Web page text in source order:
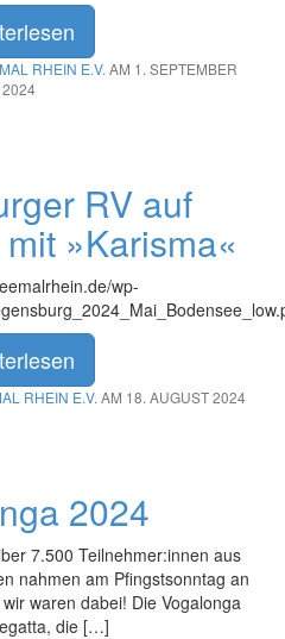
RHEIN E.V. AM 1. SEPTEMBER
2024
RV auf
»Karisma«
wp-
RHEIN E.V. AM 18. AUGUST 2024
2024
7.500 Teilnehmer:innen aus
nahmen am Pfingstsonntag an
waren dabei! Die Vogalonga
die […]